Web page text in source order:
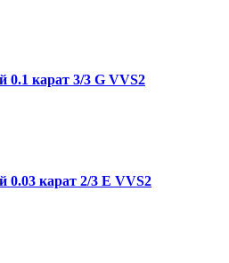
карат 3/3 G VVS2
карат 2/3 E VVS2